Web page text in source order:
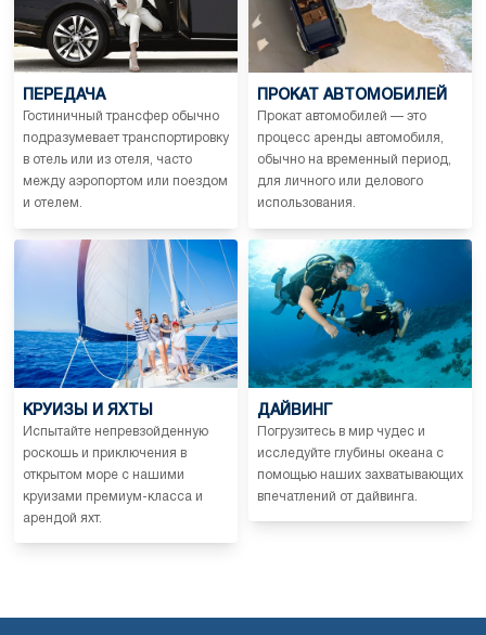
ПЕРЕДАЧА
Гостиничный трансфер обычно
подразумевает транспортировку
в отель или из отеля, часто
между аэропортом или поездом
и отелем.
ПРОКАТ АВТОМОБИЛЕЙ
Прокат автомобилей — это
процесс аренды автомобиля,
обычно на временный период,
для личного или делового
использования.
КРУИЗЫ И ЯХТЫ
Испытайте непревзойденную
роскошь и приключения в
открытом море с нашими
круизами премиум-класса и
арендой яхт.
ДАЙВИНГ
Погрузитесь в мир чудес и
исследуйте глубины океана с
помощью наших захватывающих
впечатлений от дайвинга.